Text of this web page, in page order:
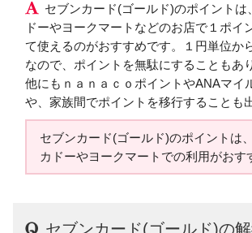
セブンカード(ゴールド)のポイントは
ドーやヨークマートなどのお店で１ポイ
て使えるのがおすすめです。１円単位か
なので、ポイントを無駄にすることもあ
他にもｎａｎａｃｏポイントやANAマイ
や、家族間でポイントを移行することも
セブンカード(ゴールド)のポイントは
カドーやヨークマートでの利用がおす
セブンカード(ゴールド)の